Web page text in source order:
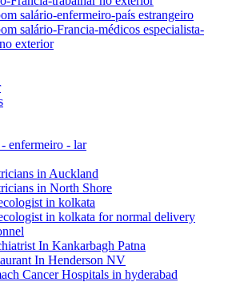
salário-enfermeiro-país estrangeiro
salário-Francia-médicos especialista-
exterior
enfermeiro - lar
in Auckland
in North Shore
in kolkata
in kolkata for normal delivery
In Kankarbagh Patna
In Henderson NV
Cancer Hospitals in hyderabad